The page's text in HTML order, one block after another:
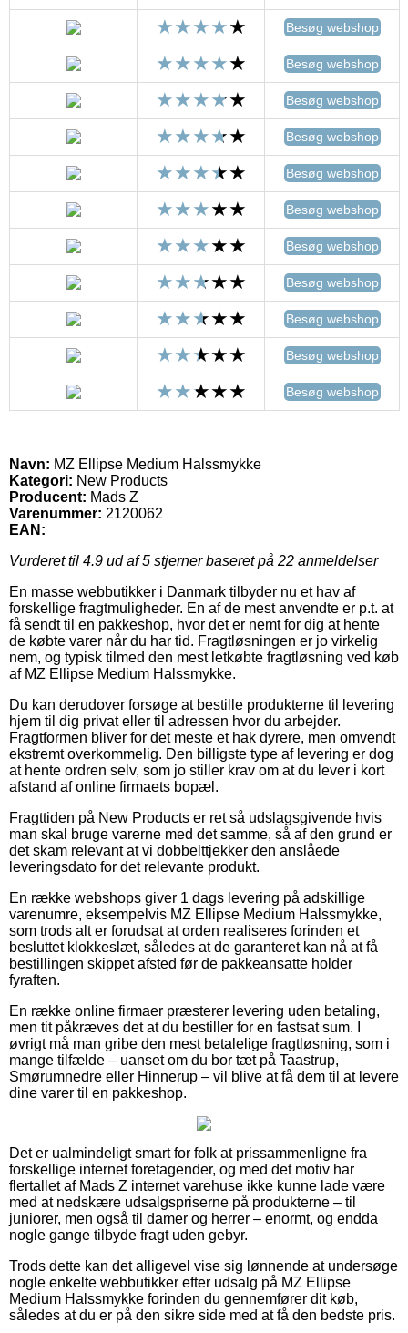
Besøg webshop
Besøg webshop
Besøg webshop
Besøg webshop
Besøg webshop
Besøg webshop
Besøg webshop
Besøg webshop
Besøg webshop
Besøg webshop
Besøg webshop
Navn: MZ Ellipse Medium Halssmykke
Kategori: New Products
Producent: Mads Z
Varenummer: 2120062
EAN:
Vurderet til 4.9 ud af 5 stjerner baseret på 22 anmeldelser
En masse webbutikker i Danmark tilbyder nu et hav af
forskellige fragtmuligheder. En af de mest anvendte er p.t. at
få sendt til en pakkeshop, hvor det er nemt for dig at hente
de købte varer når du har tid. Fragtløsningen er jo virkelig
nem, og typisk tilmed den mest letkøbte fragtløsning ved køb
af MZ Ellipse Medium Halssmykke.
Du kan derudover forsøge at bestille produkterne til levering
hjem til dig privat eller til adressen hvor du arbejder.
Fragtformen bliver for det meste et hak dyrere, men omvendt
ekstremt overkommelig. Den billigste type af levering er dog
at hente ordren selv, som jo stiller krav om at du lever i kort
afstand af online firmaets bopæl.
Fragttiden på New Products er ret så udslagsgivende hvis
man skal bruge varerne med det samme, så af den grund er
det skam relevant at vi dobbelttjekker den anslåede
leveringsdato for det relevante produkt.
En række webshops giver 1 dags levering på adskillige
varenumre, eksempelvis MZ Ellipse Medium Halssmykke,
som trods alt er forudsat at orden realiseres forinden et
besluttet klokkeslæt, således at de garanteret kan nå at få
bestillingen skippet afsted før de pakkeansatte holder
fyraften.
En række online firmaer præsterer levering uden betaling,
men tit påkræves det at du bestiller for en fastsat sum. I
øvrigt må man gribe den mest betalelige fragtløsning, som i
mange tilfælde – uanset om du bor tæt på Taastrup,
Smørumnedre eller Hinnerup – vil blive at få dem til at levere
dine varer til en pakkeshop.
Det er ualmindeligt smart for folk at prissammenligne fra
forskellige internet foretagender, og med det motiv har
flertallet af Mads Z internet varehuse ikke kunne lade være
med at nedskære udsalgspriserne på produkterne – til
juniorer, men også til damer og herrer – enormt, og endda
nogle gange tilbyde fragt uden gebyr.
Trods dette kan det alligevel vise sig lønnende at undersøge
nogle enkelte webbutikker efter udsalg på MZ Ellipse
Medium Halssmykke forinden du gennemfører dit køb,
således at du er på den sikre side med at få den bedste pris.